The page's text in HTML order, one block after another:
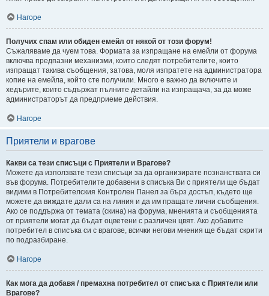
Нагоре
Получих спам или обиден емейл от някой от този форум!
Съжаляваме да чуем това. Формата за изпращане на емейли от форума
включва предпазни механизми, които следят потребителите, които
изпращат такива съобщения, затова, моля изпратете на администратора
копие на емейла, който сте получили. Много е важно да включите и
хедърите, които съдържат пълните детайли на изпращача, за да може
администраторът да предприеме действия.
Нагоре
Приятели и врагове
Какви са тези списъци с Приятели и Врагове?
Можете да използвате тези списъци за да организирате познанствата си
във форума. Потребителите добавени в списъка Ви с приятели ще бъдат
видими в Потребителския Контролен Панел за бърз достъп, където ще
можете да виждате дали са на линия и да им пращате лични съобщения.
Ако се поддържа от темата (скина) на форума, мненията и съобщенията
от приятели могат да бъдат оцветени с различен цвят. Ако добавите
потребител в списъка си с врагове, всички негови мнения ще бъдат скрити
по подразбиране.
Нагоре
Как мога да добавя / премахна потребител от списъка с Приятели или
Врагове?